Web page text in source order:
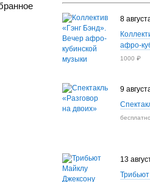
8
афро-
1000 ₽
9
бесплатно
13